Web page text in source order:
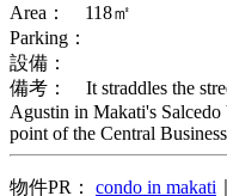
Area： 118㎡
Parking：
設備：
備考： It straddles the
Agustin in Makati's
point of the Central
物件PR： condo in makati